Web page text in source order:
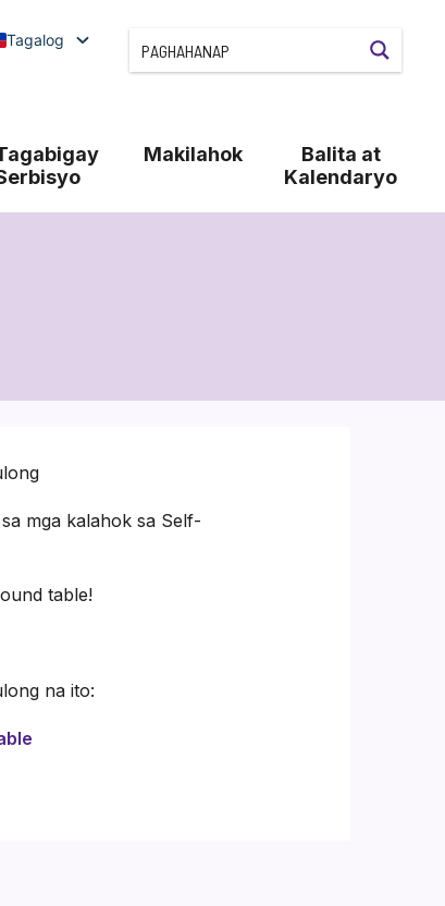
Tagalog
Makilahok
Balita at
Kalendaryo
mga kalahok sa Self-
table!
na ito: